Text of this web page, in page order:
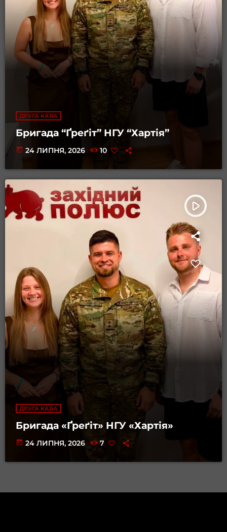
ДРУГА КАВА
Бригада “Ґреґіт” НГУ “Хартія”
today 24 ЛИПНЯ, 2026 10
play_arrow
ДРУГА КАВА
Бригада «Ґреґіт» НГУ «Хартія»
today 24 ЛИПНЯ, 2026 7